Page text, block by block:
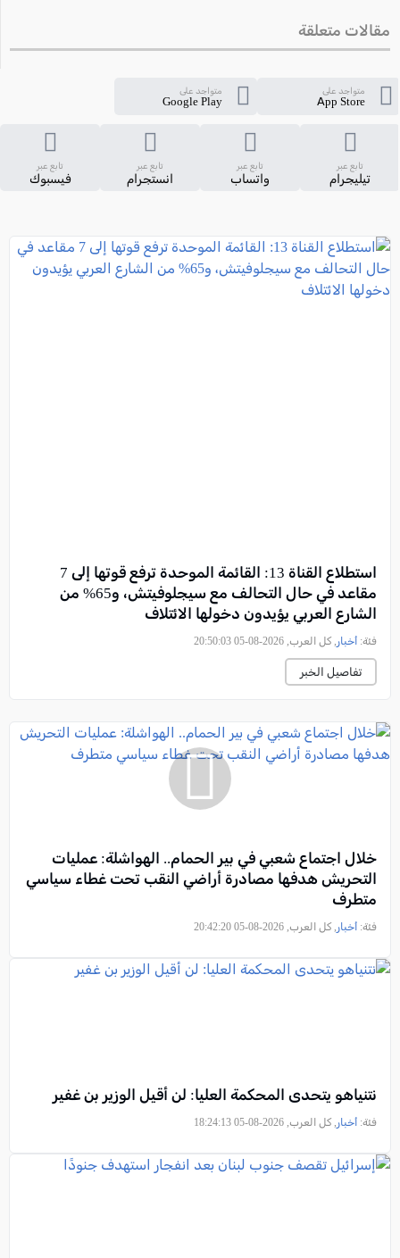
مقالات متعلقة
متواجد على
App Store
متواجد على
Google Play
تابع عبر
تيليجرام
تابع عبر
واتساب
تابع عبر
انستجرام
تابع عبر
فيسبوك
استطلاع القناة 13: القائمة الموحدة ترفع قوتها إلى 7
مقاعد في حال التحالف مع سيجلوفيتش، و65% من
الشارع العربي يؤيدون دخولها الائتلاف
فئة: أخبار , كل العرب, 2026-08-05 20:50:03
تفاصيل الخبر
خلال اجتماع شعبي في بير الحمام.. الهواشلة: عمليات
التحريش هدفها مصادرة أراضي النقب تحت غطاء سياسي
متطرف
فئة: أخبار , كل العرب, 2026-08-05 20:42:20
نتنياهو يتحدى المحكمة العليا: لن أقيل الوزير بن غفير
فئة: أخبار , كل العرب, 2026-08-05 18:24:13